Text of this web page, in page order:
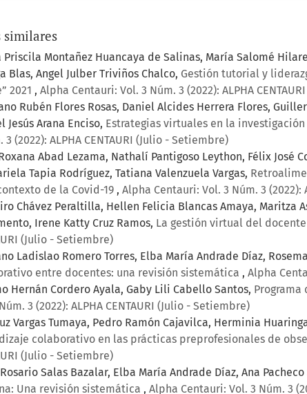
Montañez Huancaya de Salinas, María Salomé
Blas, Angel Julber Triviños Chalco, Gestión tutorial y
2021 , Alpha Centauri: Vol. 3 Núm. 3 (2022): ALPHA
Rubén Flores Rosas, Daniel Alcides Herrera Flores,
Jesús Arana Enciso, Estrategias virtuales en la
3 (2022): ALPHA CENTAURI (Julio - Setiembre)
Abad Lezama, Nathalí Pantigoso Leython, Félix José
Tapia Rodríguez, Tatiana Valenzuela Vargas,
de la Covid-19 , Alpha Centauri: Vol. 3 Núm. 3 (2022):
Chávez Peraltilla, Hellen Felicia Blancas Amaya, Maritza
Irene Katty Cruz Ramos, La gestión virtual del
(Julio - Setiembre)
Ladislao Romero Torres, Elba María Andrade Díaz,
entre docentes: una revisión sistemática , Alpha
Hernán Cordero Ayala, Gaby Lili Cabello Santos,
3 (2022): ALPHA CENTAURI (Julio - Setiembre)
Vargas Tumaya, Pedro Ramón Cajavilca, Herminia
colaborativo en las prácticas preprofesionales de
(Julio - Setiembre)
Salas Bazalar, Elba María Andrade Díaz, Ana
Una revisión sistemática , Alpha Centauri: Vol. 3 Núm. 3